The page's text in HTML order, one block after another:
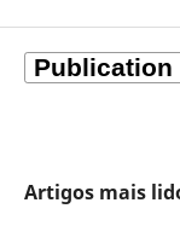
Artigos mais